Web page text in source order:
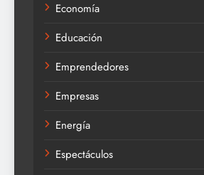
Economía
Educación
Emprendedores
Empresas
Energía
Espectáculos